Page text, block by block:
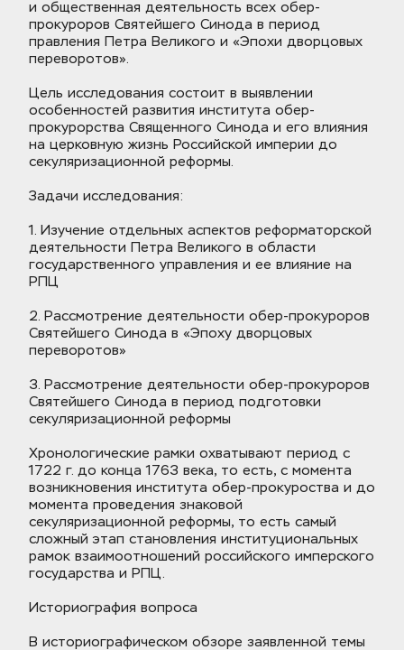
и общественная деятельность всех обер-
прокуроров Святейшего Синода в период
правления Петра Великого и «Эпохи дворцовых
переворотов».
Цель исследования состоит в выявлении
особенностей развития института обер-
прокурорства Священного Синода и его влияния
на церковную жизнь Российской империи до
секуляризационной реформы.
Задачи исследования:
1. Изучение отдельных аспектов реформаторской
деятельности Петра Великого в области
государственного управления и ее влияние на
РПЦ
2. Рассмотрение деятельности обер-прокуроров
Святейшего Синода в «Эпоху дворцовых
переворотов»
3. Рассмотрение деятельности обер-прокуроров
Святейшего Синода в период подготовки
секуляризационной реформы
Хронологические рамки охватывают период с
1722 г. до конца 1763 века, то есть, с момента
возникновения института обер-прокуроства и до
момента проведения знаковой
секуляризационной реформы, то есть самый
сложный этап становления институциональных
рамок взаимоотношений российского имперского
государства и РПЦ.
Историография вопроса
В историографическом обзоре заявленной темы